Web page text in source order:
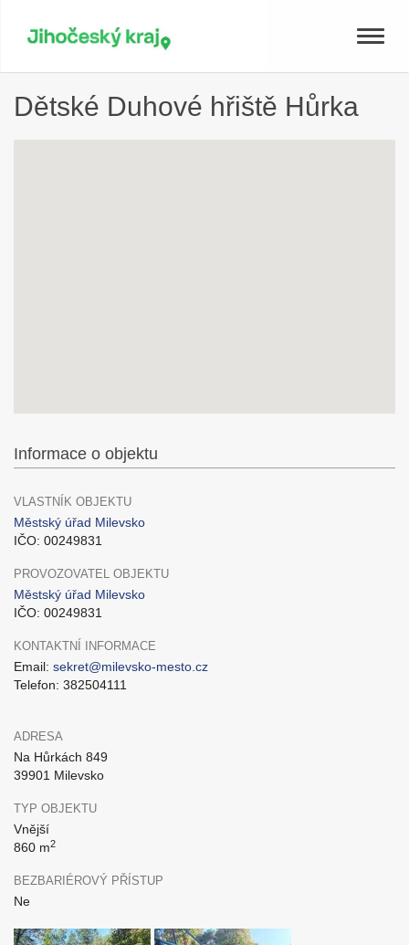
Toggle
Dětské Duhové hřiště Hůrka
Informace o objektu
VLASTNÍK OBJEKTU
Městský úřad Milevsko
IČO: 00249831
PROVOZOVATEL OBJEKTU
Městský úřad Milevsko
IČO: 00249831
KONTAKTNÍ INFORMACE
Email: sekret@milevsko-mesto.cz
Telefon: 382504111
ADRESA
Na Hůrkách 849
39901 Milevsko
TYP OBJEKTU
Vnější
860 m2
BEZBARIÉROVÝ PŘÍSTUP
Ne